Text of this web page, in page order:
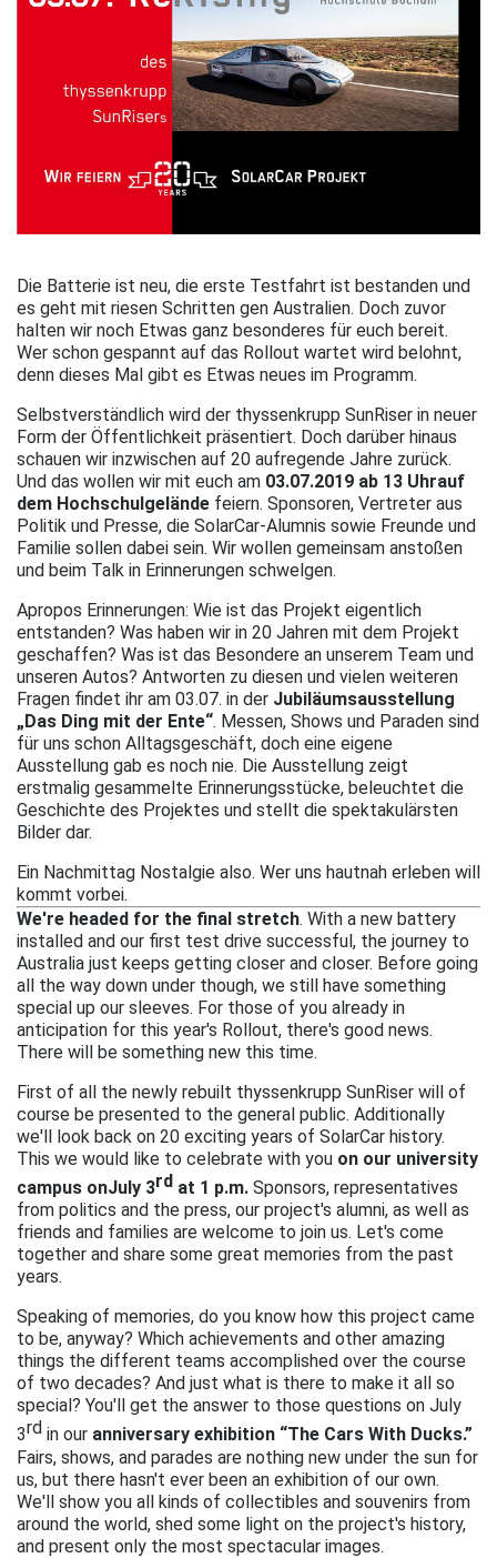
Die Batterie ist neu, die erste Testfahrt ist bestanden und
es geht mit riesen Schritten gen Australien. Doch zuvor
halten wir noch Etwas ganz besonderes für euch bereit.
Wer schon gespannt auf das Rollout wartet wird belohnt,
denn dieses Mal gibt es Etwas neues im Programm.
Selbstverständlich wird der thyssenkrupp SunRiser in neuer
Form der Öffentlichkeit präsentiert. Doch darüber hinaus
schauen wir inzwischen auf 20 aufregende Jahre zurück.
Und das wollen wir mit euch am 03.07.2019 ab 13 Uhrauf
dem Hochschulgelände feiern. Sponsoren, Vertreter aus
Politik und Presse, die SolarCar-Alumnis sowie Freunde und
Familie sollen dabei sein. Wir wollen gemeinsam anstoßen
und beim Talk in Erinnerungen schwelgen.
Apropos Erinnerungen: Wie ist das Projekt eigentlich
entstanden? Was haben wir in 20 Jahren mit dem Projekt
geschaffen? Was ist das Besondere an unserem Team und
unseren Autos? Antworten zu diesen und vielen weiteren
Fragen findet ihr am 03.07. in der Jubiläumsausstellung
„Das Ding mit der Ente“. Messen, Shows und Paraden sind
für uns schon Alltagsgeschäft, doch eine eigene
Ausstellung gab es noch nie. Die Ausstellung zeigt
erstmalig gesammelte Erinnerungsstücke, beleuchtet die
Geschichte des Projektes und stellt die spektakulärsten
Bilder dar.
Ein Nachmittag Nostalgie also. Wer uns hautnah erleben will
kommt vorbei.
We're headed for the final stretch. With a new battery
installed and our first test drive successful, the journey to
Australia just keeps getting closer and closer. Before going
all the way down under though, we still have something
special up our sleeves. For those of you already in
anticipation for this year's Rollout, there's good news.
There will be something new this time.
First of all the newly rebuilt thyssenkrupp SunRiser will of
course be presented to the general public. Additionally
we'll look back on 20 exciting years of SolarCar history.
This we would like to celebrate with you on our university
campus onJuly 3rd at 1 p.m. Sponsors, representatives
from politics and the press, our project's alumni, as well as
friends and families are welcome to join us. Let's come
together and share some great memories from the past
years.
Speaking of memories, do you know how this project came
to be, anyway? Which achievements and other amazing
things the different teams accomplished over the course
of two decades? And just what is there to make it all so
special? You'll get the answer to those questions on July
3rd in our anniversary exhibition “The Cars With Ducks.”
Fairs, shows, and parades are nothing new under the sun for
us, but there hasn't ever been an exhibition of our own.
We'll show you all kinds of collectibles and souvenirs from
around the world, shed some light on the project's history,
and present only the most spectacular images.